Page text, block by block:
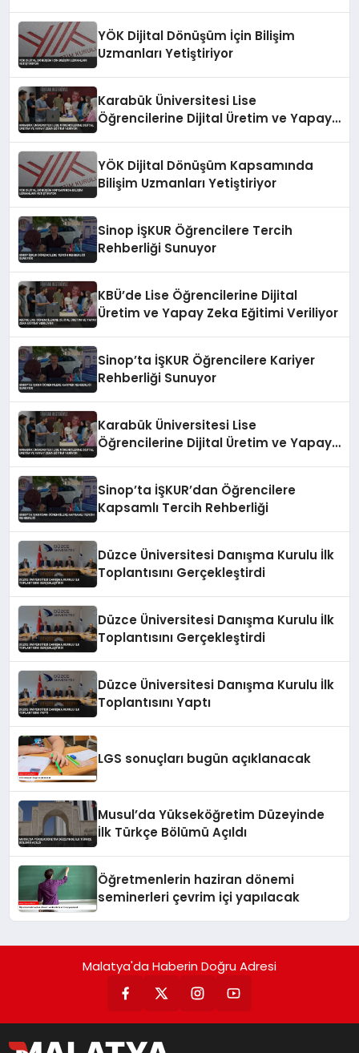
YÖK Dijital Dönüşüm İçin Bilişim
Uzmanları Yetiştiriyor
Karabük Üniversitesi Lise
Öğrencilerine Dijital Üretim ve Yapay
YÖK Dijital Dönüşüm Kapsamında
Bilişim Uzmanları Yetiştiriyor
Sinop İŞKUR Öğrencilere Tercih
Rehberliği Sunuyor
KBÜ’de Lise Öğrencilerine Dijital
Üretim ve Yapay Zeka Eğitimi Veriliyor
Sinop’ta İŞKUR Öğrencilere Kariyer
Rehberliği Sunuyor
Karabük Üniversitesi Lise
Öğrencilerine Dijital Üretim ve Yapay
Sinop’ta İŞKUR’dan Öğrencilere
Kapsamlı Tercih Rehberliği
Düzce Üniversitesi Danışma Kurulu İlk
Toplantısını Gerçekleştirdi
Düzce Üniversitesi Danışma Kurulu İlk
Toplantısını Gerçekleştirdi
Düzce Üniversitesi Danışma Kurulu İlk
Toplantısını Yaptı
LGS sonuçları bugün açıklanacak
Musul’da Yükseköğretim Düzeyinde
İlk Türkçe Bölümü Açıldı
Öğretmenlerin haziran dönemi
seminerleri çevrim içi yapılacak
Malatya'da Haberin Doğru Adresi